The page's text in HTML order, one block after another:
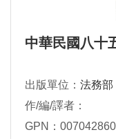
中華民國八十
出版單位： 法務部
作/編/譯者：
GPN：